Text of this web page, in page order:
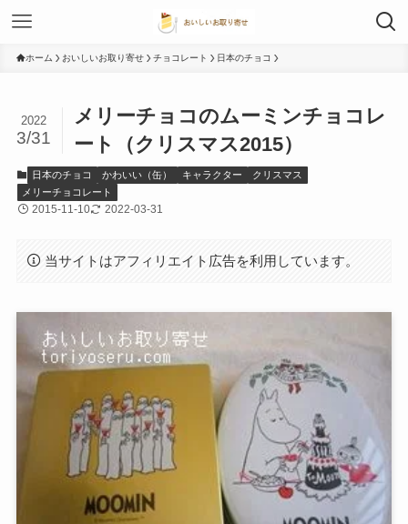
ホーム おいしいお取り寄せ チョコレート 日本のチョコ
メリーチョコのムーミンチョコレ
ート（クリスマス2015）
2022
3/31
日本のチョコ かわいい（缶） キャラクター
クリスマス
メリーチョコレート
2015-11-10 2022-03-31
当サイトはアフィリエイト広告を利用しています。